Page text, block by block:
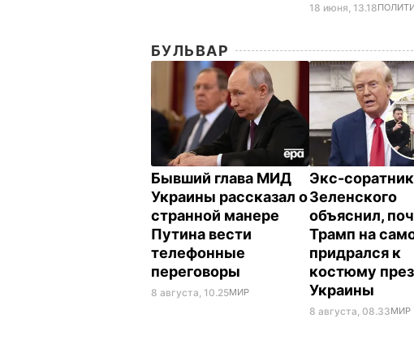
18 июня, 13.18
БУЛЬВАР
Бывший глава МИД
Украины рассказал о
странной манере
Путина вести
телефонные
переговоры
8 августа, 10.25МИР
Экс-соратник
Зеленского
объяснил,
Трамп на
придрался к
костюму
Украины
8 августа, 08.33МИР